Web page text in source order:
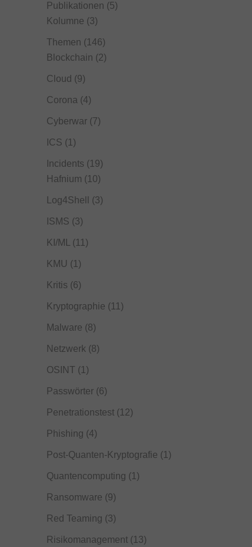
Publikationen (5)
Kolumne (3)
Themen (146)
Blockchain (2)
Cloud (9)
Corona (4)
Cyberwar(7)
ICS (1)
Incidents (19)
Hafnium (10)
Log4Shell (3)
ISMS (3)
KI/ML (11)
KMU (1)
Kritis (6)
Kryptographie (11)
Malware (8)
Netzwerk (8)
OSINT (1)
Passwörter(6)
Penetrationstest(12)
Phishing (4)
Post-Quanten-Kryptografie (1)
Quantencomputing (1)
Ransomware (9)
Red Teaming (3)
Risikomanagement(13)